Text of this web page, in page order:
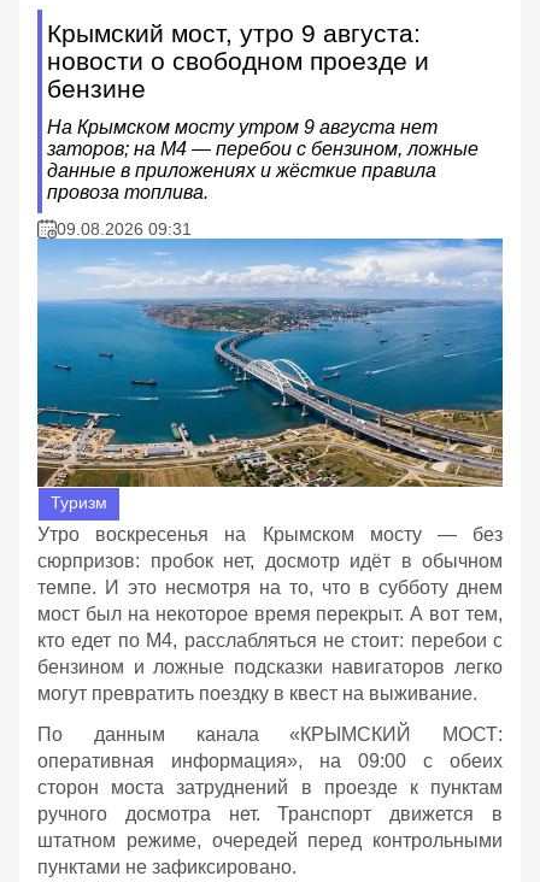
Крымский мост, утро 9 августа:
новости о свободном проезде и
бензине
На Крымском мосту утром 9 августа нет
заторов; на М4 — перебои с бензином, ложные
данные в приложениях и жёсткие правила
провоза топлива.
09.08.2026 09:31
Туризм
Утро воскресенья на Крымском мосту — без
сюрпризов: пробок нет, досмотр идёт в обычном
темпе. И это несмотря на то, что в субботу днем
мост был на некоторое время перекрыт. А вот тем,
кто едет по М4, расслабляться не стоит: перебои с
бензином и ложные подсказки навигаторов легко
могут превратить поездку в квест на выживание.
По данным канала «КРЫМСКИЙ МОСТ:
оперативная информация», на 09:00 с обеих
сторон моста затруднений в проезде к пунктам
ручного досмотра нет. Транспорт движется в
штатном режиме, очередей перед контрольными
пунктами не зафиксировано.